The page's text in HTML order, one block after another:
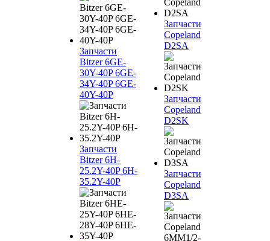
Запчасти
Bitzer 6GE-
30Y-40P 6GE-
34Y-40P 6GE-
40Y-40P
Запчасти
Bitzer 6H-
25.2Y-40P 6H-
35.2Y-40P
Запчасти
Copeland
D2SA
Запчасти
Copeland
D2SK
Запчасти
Copeland
D3SA